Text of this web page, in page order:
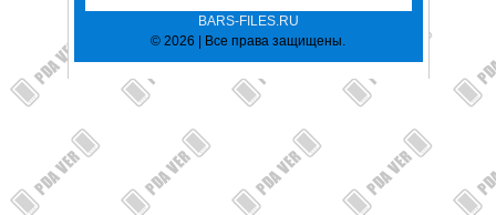
BARS-FILES.RU
© 2026 | Все права защищены.